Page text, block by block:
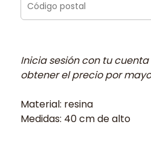
Inicia sesión con tu
obtener el precio por
Material: resina
Medidas: 40 cm de alto